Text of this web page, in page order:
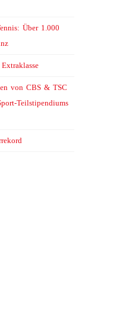
Über 1.000
von CBS & TSC
Teilstipendiums